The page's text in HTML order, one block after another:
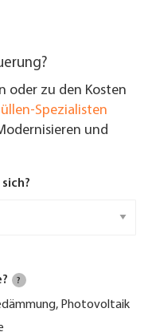
oder zu den Kosten
Spezialisten
und
?
Photovoltaik